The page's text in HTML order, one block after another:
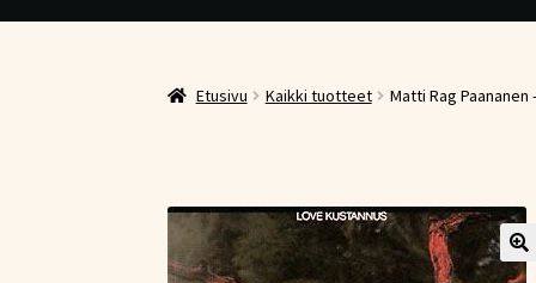
Etusivu Kaikki tuotteet Matti Rag Paananen